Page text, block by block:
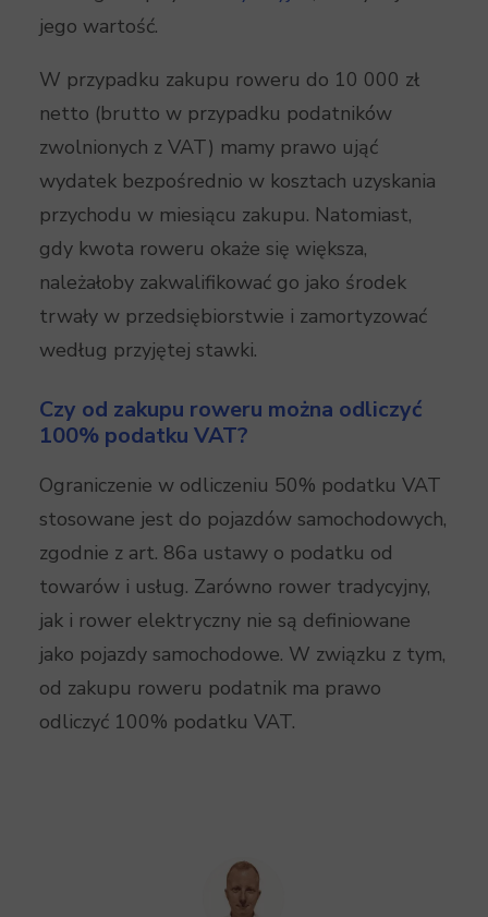
jego wartość.
W przypadku zakupu roweru do 10 000 zł
netto (brutto w przypadku podatników
zwolnionych z VAT) mamy prawo ująć
wydatek bezpośrednio w kosztach uzyskania
przychodu w miesiącu zakupu. Natomiast,
gdy kwota roweru okaże się większa,
należałoby zakwalifikować go jako środek
trwały w przedsiębiorstwie i zamortyzować
według przyjętej stawki.
Czy od zakupu roweru można odliczyć
100% podatku VAT?
Ograniczenie w odliczeniu 50% podatku VAT
stosowane jest do pojazdów samochodowych,
zgodnie z art. 86a ustawy o podatku od
towarów i usług. Zarówno rower tradycyjny,
jak i rower elektryczny nie są definiowane
jako pojazdy samochodowe. W związku z tym,
od zakupu roweru podatnik ma prawo
odliczyć 100% podatku VAT.